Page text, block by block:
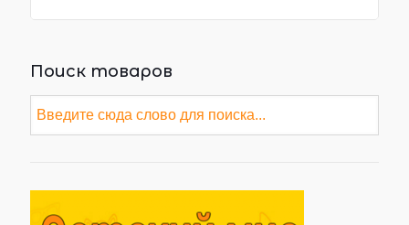
Поиск товаров